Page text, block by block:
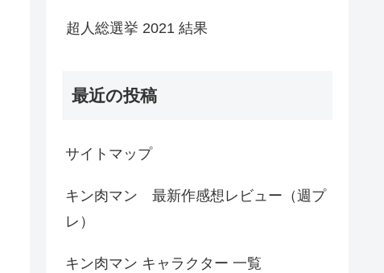
超人総選挙 2021 結果
最近の投稿
サイトマップ
キン肉マン 最新作感想レビュー（週プ
レ）
キン肉マン キャラクター 一覧